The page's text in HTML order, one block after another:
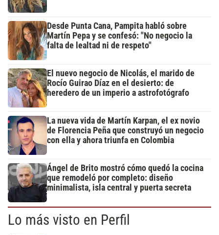
Desde Punta Cana, Pampita habló sobre
Martín Pepa y se confesó: "No negocio la
falta de lealtad ni de respeto"
El nuevo negocio de Nicolás, el marido de
Rocío Guirao Díaz en el desierto: de
heredero de un imperio a astrofotógrafo
La nueva vida de Martín Karpan, el ex novio
de Florencia Peña que construyó un negocio
con ella y ahora triunfa en Colombia
Ángel de Brito mostró cómo quedó la cocina
que remodeló por completo: diseño
minimalista, isla central y puerta secreta
Lo más visto en Perfil